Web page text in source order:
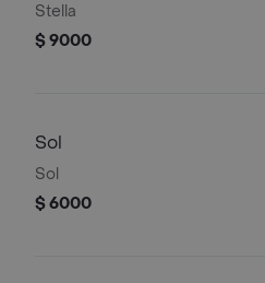
Stella
$ 9000
Sol
Sol
$ 6000